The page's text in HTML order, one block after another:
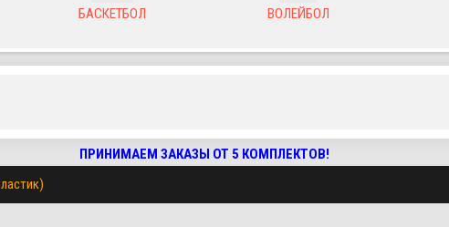
БАСКЕТБОЛ ВОЛЕЙБОЛ
ПРИНИМАЕМ ЗАКАЗЫ ОТ 5 КОМПЛЕКТОВ!